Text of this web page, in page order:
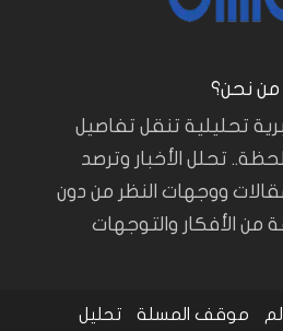
من نحن؟
تحليلية تنقل تفاصيل
تحلل الأخبار وترصد
ووجهات النظر من دون
الأفكار والتوجهات
موقف المسلة تحليل